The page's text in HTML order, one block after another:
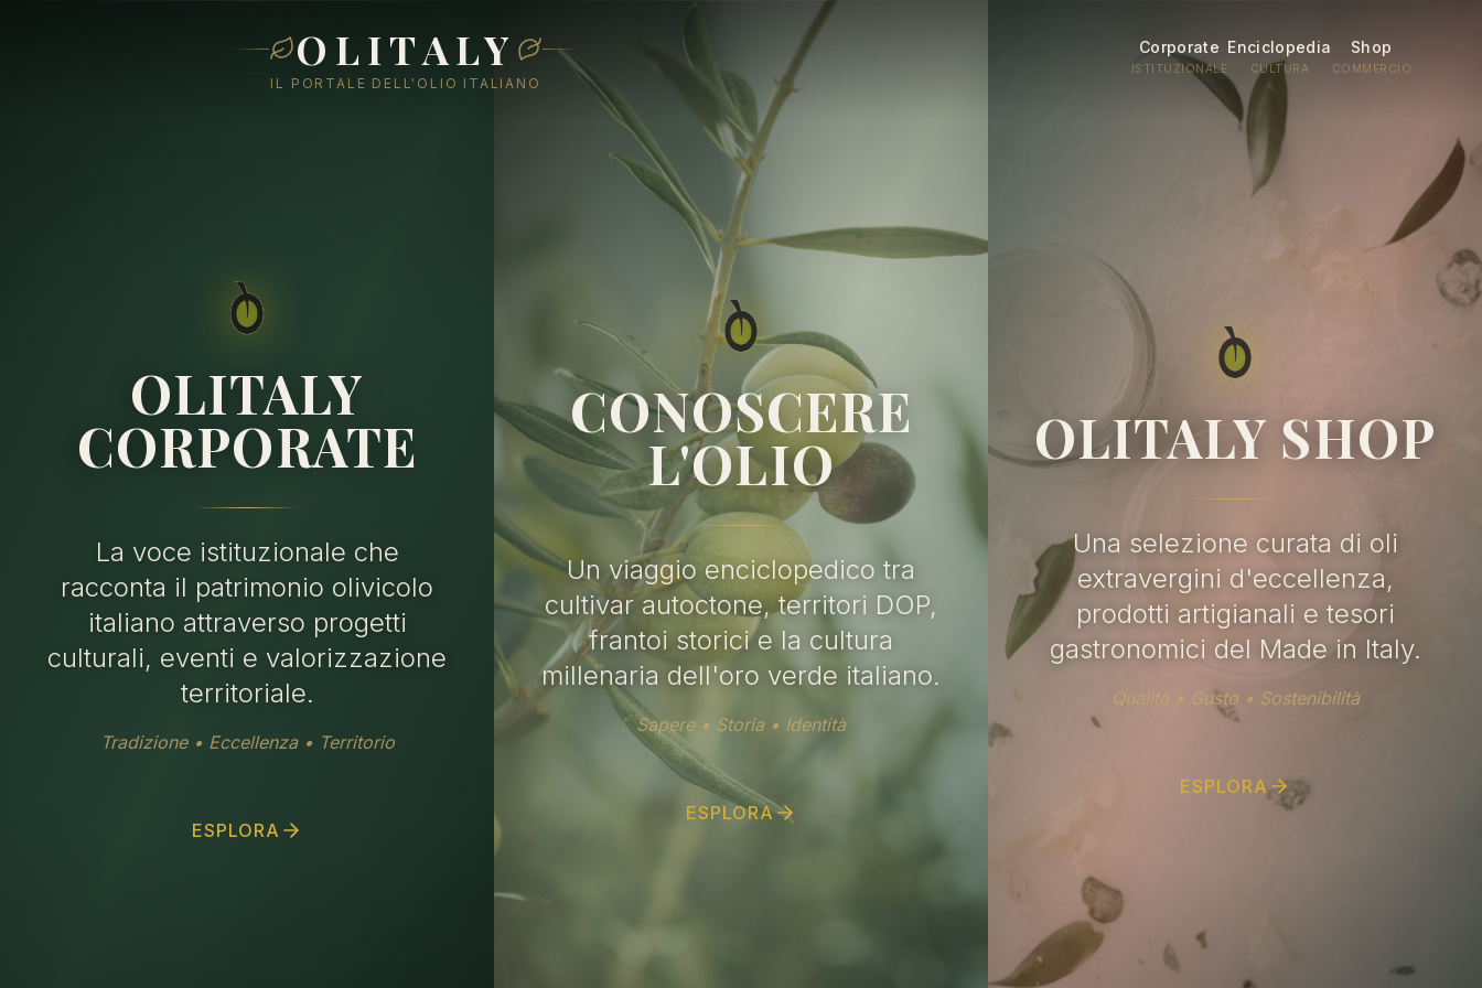
OLITALY
IL PORTALE DELL'OLIO ITALIANO
Corporate
ISTITUZIONALE
Enciclopedia
CULTURA
Shop
COMMERCIO
OLITALY
CORPORATE
La voce istituzionale che
racconta il patrimonio olivicolo
italiano attraverso progetti
culturali, eventi e valorizzazione
territoriale.
Tradizione • Eccellenza • Territorio
ESPLORA
CONOSCERE
L'OLIO
Un viaggio enciclopedico tra
cultivar autoctone, territori DOP,
frantoi storici e la cultura
millenaria dell'oro verde italiano.
Sapere • Storia • Identità
ESPLORA
OLITALY SHOP
Una selezione curata di oli
extravergini d'eccellenza,
prodotti artigianali e tesori
gastronomici del Made in Italy.
Qualità • Gusto • Sostenibilità
ESPLORA